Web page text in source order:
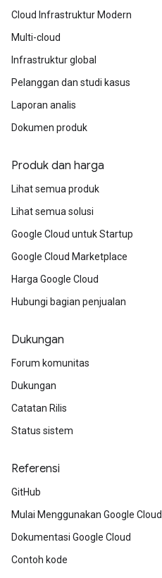
Cloud Infrastruktur Modern
Multi-cloud
Infrastruktur global
Pelanggan dan studi kasus
Laporan analis
Dokumen produk
Produk dan harga
Lihat semua produk
Lihat semua solusi
Google Cloud untuk Startup
Google Cloud Marketplace
Harga Google Cloud
Hubungi bagian penjualan
Dukungan
Forum komunitas
Dukungan
Catatan Rilis
Status sistem
Referensi
GitHub
Mulai Menggunakan Google Cloud
Dokumentasi Google Cloud
Contoh kode